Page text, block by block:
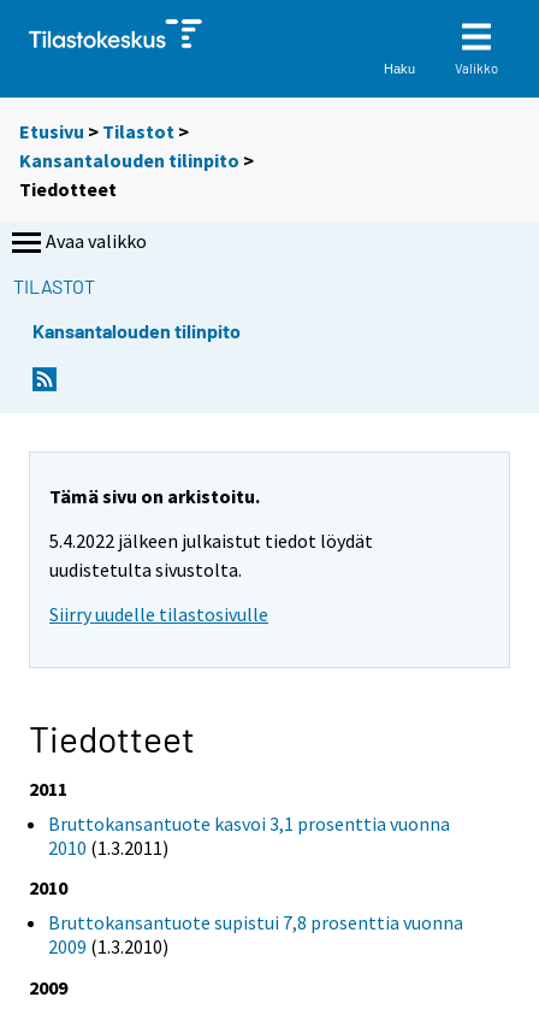
Haku Valikko
Etusivu > Tilastot >
Kansantalouden tilinpito >
Tiedotteet
Avaa valikko
TILASTOT
Kansantalouden tilinpito
Tämä sivu on arkistoitu.
5.4.2022 jälkeen julkaistut tiedot löydät
uudistetulta sivustolta.
Siirry uudelle tilastosivulle
Tiedotteet
2011
Bruttokansantuote kasvoi 3,1 prosenttia vuonna
2010 (1.3.2011)
2010
Bruttokansantuote supistui 7,8 prosenttia vuonna
2009 (1.3.2010)
2009